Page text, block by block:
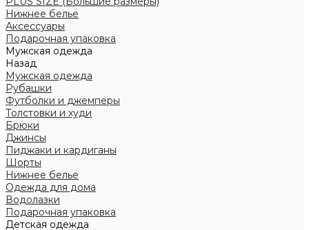
Нижнее белье
Аксессуары
Подарочная упаковка
Мужская одежда
Назад
Мужская одежда
Рубашки
Футболки и джемперы
Толстовки и худи
Брюки
Джинсы
Пиджаки и кардиганы
Шорты
Нижнее белье
Одежда для дома
Водолазки
Подарочная упаковка
Детская одежда